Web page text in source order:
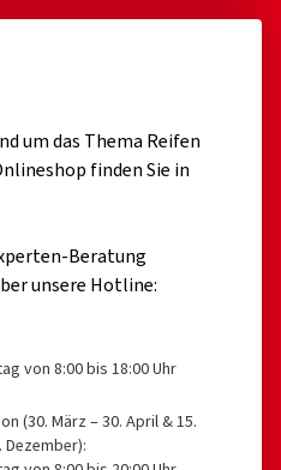
um das Thema Reifen
finden Sie in
Beratung
unsere Hotline:
von 8:00 bis 18:00 Uhr
(30. März – 30. April & 15.